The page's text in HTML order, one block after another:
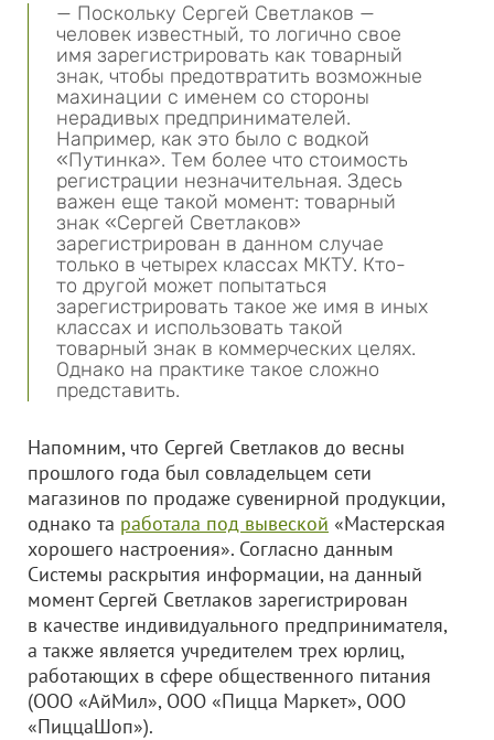
— Поскольку Сергей Светлаков —
человек известный, то логично свое
имя зарегистрировать как товарный
знак, чтобы предотвратить возможные
махинации с именем со стороны
нерадивых предпринимателей.
Например, как это было с водкой
«Путинка». Тем более что стоимость
регистрации незначительная. Здесь
важен еще такой момент: товарный
знак «Сергей Светлаков»
зарегистрирован в данном случае
только в четырех классах МКТУ. Кто-
то другой может попытаться
зарегистрировать такое же имя в иных
классах и использовать такой
товарный знак в коммерческих целях.
Однако на практике такое сложно
представить.
Напомним, что Сергей Светлаков до весны
прошлого года был совладельцем сети
магазинов по продаже сувенирной продукции,
однако та работала под вывеской «Мастерская
хорошего настроения». Согласно данным
Системы раскрытия информации, на данный
момент Сергей Светлаков зарегистрирован
в качестве индивидуального предпринимателя,
а также является учредителем трех юрлиц,
работающих в сфере общественного питания
(ООО «АйМил», ООО «Пицца Маркет», ООО
«ПиццаШоп»).